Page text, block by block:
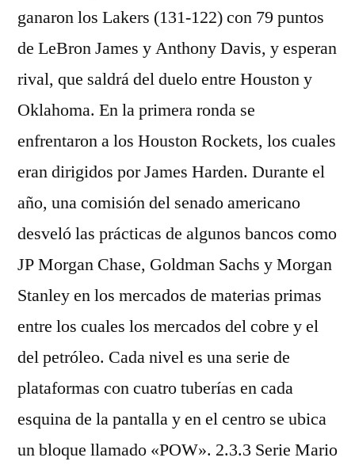
ganaron los Lakers (131-122) con 79 puntos
de LeBron James y Anthony Davis, y esperan
rival, que saldrá del duelo entre Houston y
Oklahoma. En la primera ronda se
enfrentaron a los Houston Rockets, los cuales
eran dirigidos por James Harden. Durante el
año, una comisión del senado americano
desveló las prácticas de algunos bancos como
JP Morgan Chase, Goldman Sachs y Morgan
Stanley en los mercados de materias primas
entre los cuales los mercados del cobre y el
del petróleo. Cada nivel es una serie de
plataformas con cuatro tuberías en cada
esquina de la pantalla y en el centro se ubica
un bloque llamado «POW». 2.3.3 Serie Mario